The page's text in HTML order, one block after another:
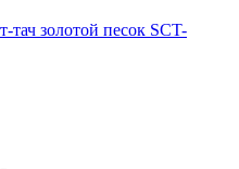
золотой песок SCT-